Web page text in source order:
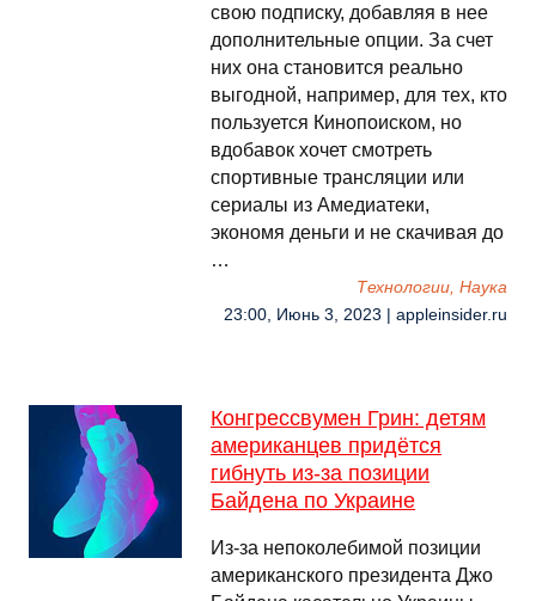
свою подписку, добавляя в нее
дополнительные опции. За счет
них она становится реально
выгодной, например, для тех, кто
пользуется Кинопоиском, но
вдобавок хочет смотреть
спортивные трансляции или
сериалы из Амедиатеки,
экономя деньги и не скачивая до
…
Технологии, Наука
23:00, Июнь 3, 2023 | appleinsider.ru
Конгрессвумен Грин: детям
американцев придётся
гибнуть из-за позиции
Байдена по Украине
Из-за непоколебимой позиции
американского президента Джо